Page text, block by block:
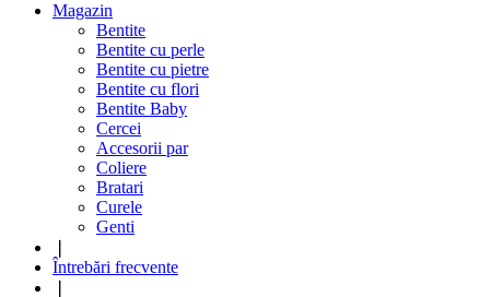
Magazin
Bentite
Bentite cu perle
Bentite cu pietre
Bentite cu flori
Bentite Baby
Cercei
Accesorii par
Coliere
Bratari
Curele
Genti
Întrebări frecvente